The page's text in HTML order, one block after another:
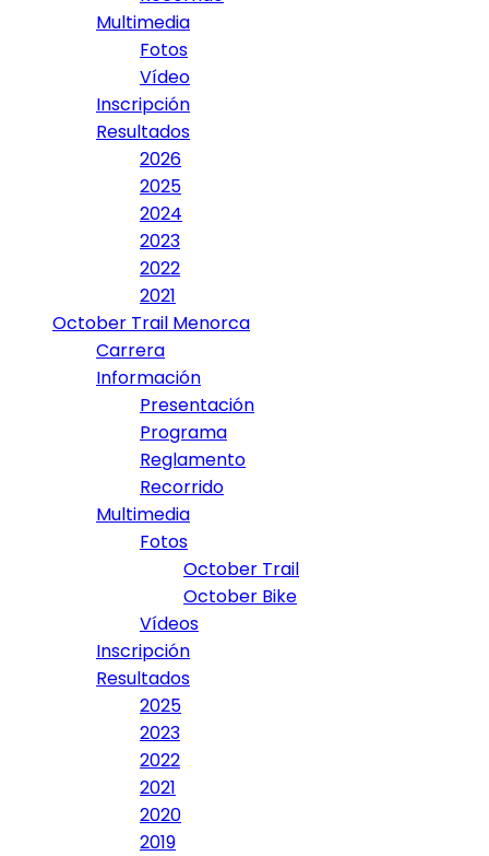
Multimedia
Fotos
Vídeo
Inscripción
Resultados
2026
2025
2024
2023
2022
2021
October Trail Menorca
Carrera
Información
Presentación
Programa
Reglamento
Recorrido
Multimedia
Fotos
October Trail
October Bike
Vídeos
Inscripción
Resultados
2025
2023
2022
2021
2020
2019